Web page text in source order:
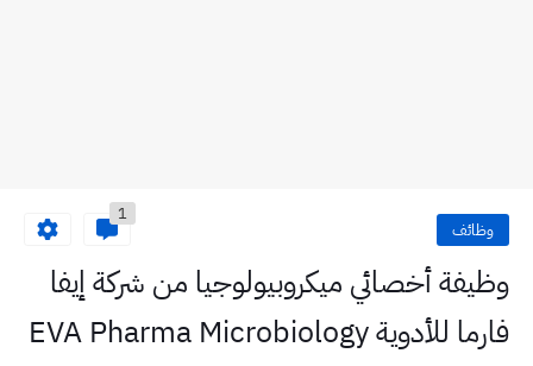
وظائف
1
وظيفة أخصائي ميكروبيولوجيا من شركة إيفا
فارما للأدوية EVA Pharma Microbiology